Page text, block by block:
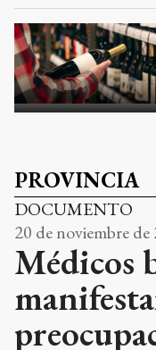
PROVINCIA
DOCUMENTO
20 de noviembre de
Médicos